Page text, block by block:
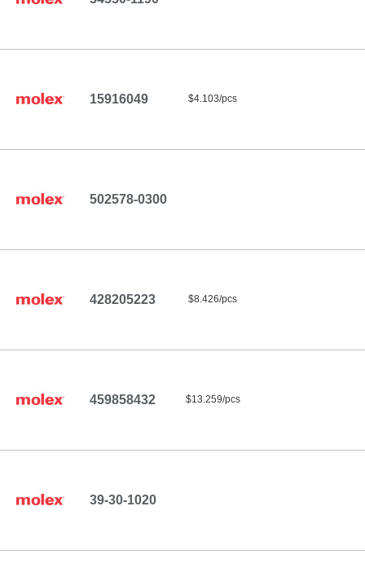
15916049 $4.103/pcs
502578-0300
428205223 $8.426/pcs
459858432 $13.259/pcs
39-30-1020